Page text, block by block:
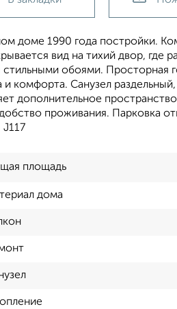
доме 1990 года постройки.
вид на тихий двор, где
обоями. Просторная
комфорта. Санузел
дополнительное
проживания. Парковка
площадь
дома